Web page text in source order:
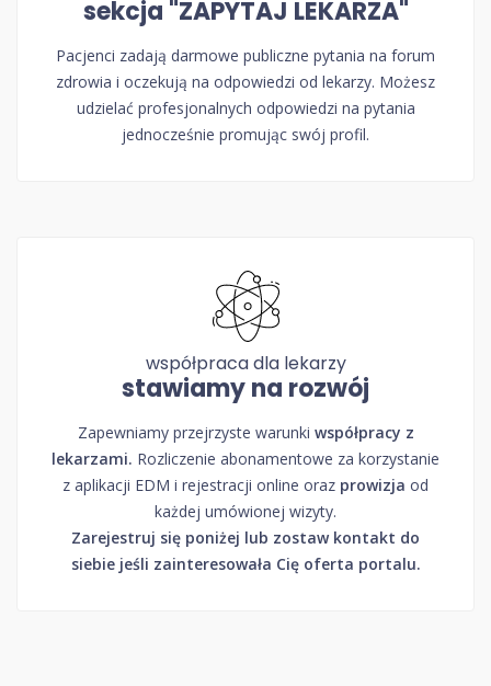
sekcja "ZAPYTAJ LEKARZA"
Pacjenci zadają darmowe publiczne pytania na forum
zdrowia i oczekują na odpowiedzi od lekarzy. Możesz
udzielać profesjonalnych odpowiedzi na pytania
jednocześnie promując swój profil.
współpraca dla lekarzy
stawiamy na rozwój
Zapewniamy przejrzyste warunki współpracy z
lekarzami. Rozliczenie abonamentowe za korzystanie
z aplikacji EDM i rejestracji online oraz prowizja od
każdej umówionej wizyty.
Zarejestruj się poniżej lub zostaw kontakt do
siebie jeśli zainteresowała Cię oferta portalu.